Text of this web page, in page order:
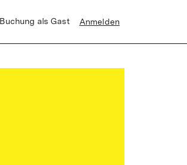
Buchung als Gast Anmelden